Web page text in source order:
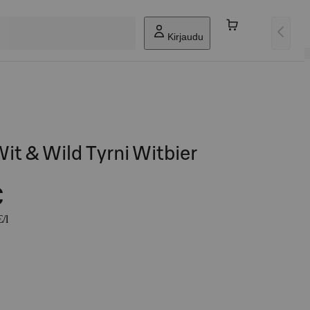
Kirjaudu
& Wild Tyrni Witbier
l